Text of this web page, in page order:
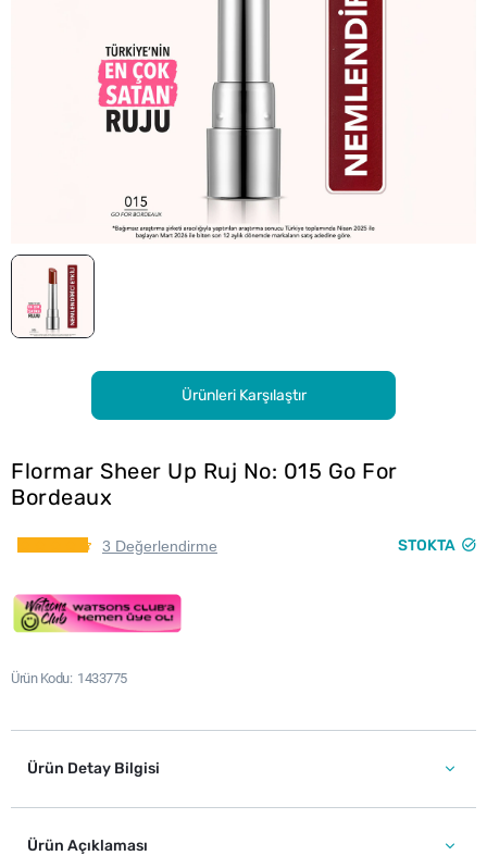
Ürünleri Karşılaştır
Flormar Sheer Up Ruj No: 015 Go For
Bordeaux
3 Değerlendirme STOKTA
Ürün Kodu 1433775
Ürün Detay Bilgisi
Ürün Açıklaması